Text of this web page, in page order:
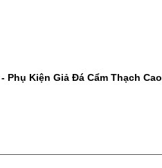
- Phụ Kiện Giả Đá Cẩm Thạch Cao